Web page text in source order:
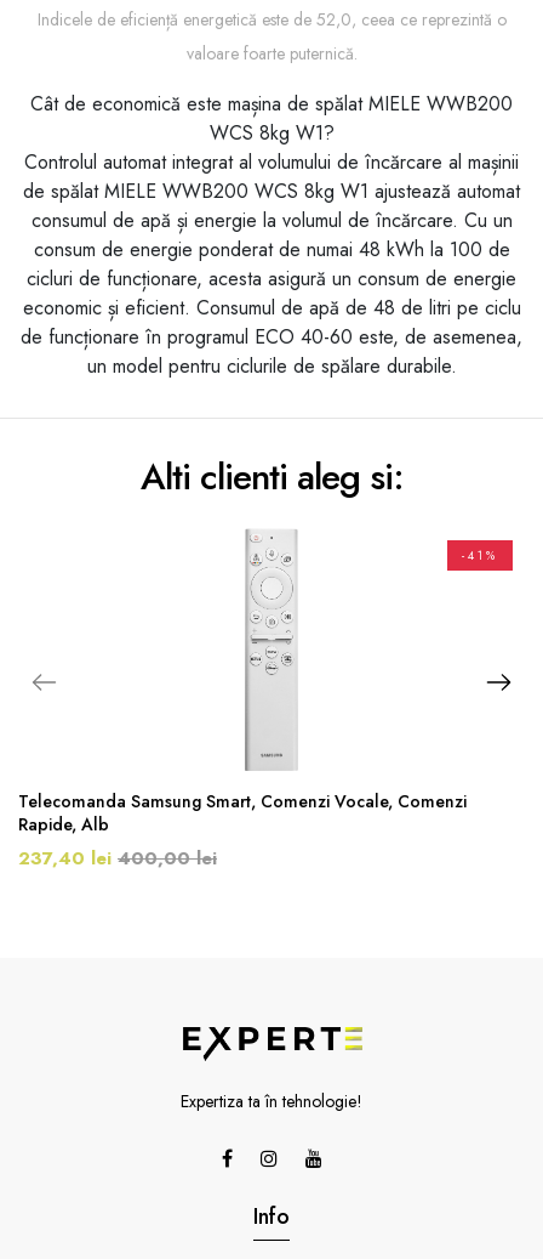
Indicele de eficiență energetică este de 52,0, ceea ce reprezintă o
valoare foarte puternică.
Cât de economică este mașina de spălat MIELE WWB200
WCS 8kg W1?
Controlul automat integrat al volumului de încărcare al mașinii
de spălat MIELE WWB200 WCS 8kg W1 ajustează automat
consumul de apă și energie la volumul de încărcare. Cu un
consum de energie ponderat de numai 48 kWh la 100 de
cicluri de funcționare, acesta asigură un consum de energie
economic și eficient. Consumul de apă de 48 de litri pe ciclu
de funcționare în programul ECO 40-60 este, de asemenea,
un model pentru ciclurile de spălare durabile.
Alti clienti aleg si:
-41%
Telecomanda Samsung Smart, Comenzi Vocale, Comenzi
Rapide, Alb
237,40 lei 400,00 lei
Expertiza ta în tehnologie!
Info